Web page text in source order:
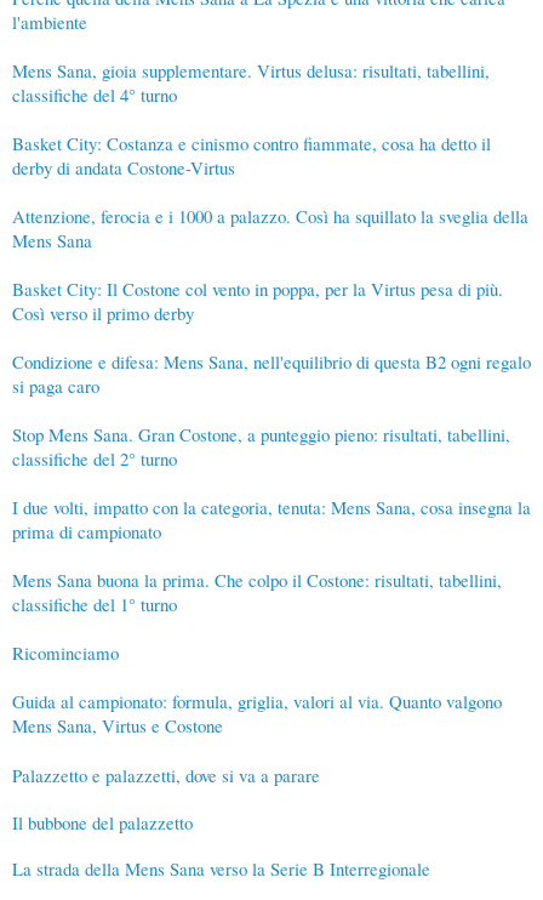
l'ambiente
Mens Sana, gioia supplementare. Virtus delusa: risultati, tabellini,
classifiche del 4° turno
Basket City: Costanza e cinismo contro fiammate, cosa ha detto il
derby di andata Costone-Virtus
Attenzione, ferocia e i 1000 a palazzo. Così ha squillato la sveglia della
Mens Sana
Basket City: Il Costone col vento in poppa, per la Virtus pesa di più.
Così verso il primo derby
Condizione e difesa: Mens Sana, nell'equilibrio di questa B2 ogni regalo
si paga caro
Stop Mens Sana. Gran Costone, a punteggio pieno: risultati, tabellini,
classifiche del 2° turno
I due volti, impatto con la categoria, tenuta: Mens Sana, cosa insegna la
prima di campionato
Mens Sana buona la prima. Che colpo il Costone: risultati, tabellini,
classifiche del 1° turno
Ricominciamo
Guida al campionato: formula, griglia, valori al via. Quanto valgono
Mens Sana, Virtus e Costone
Palazzetto e palazzetti, dove si va a parare
Il bubbone del palazzetto
La strada della Mens Sana verso la Serie B Interregionale